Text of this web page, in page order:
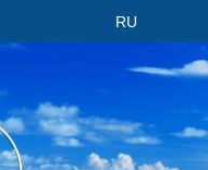
RU